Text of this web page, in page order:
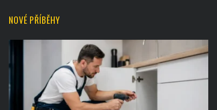
NOVÉ PŘÍBĚHY